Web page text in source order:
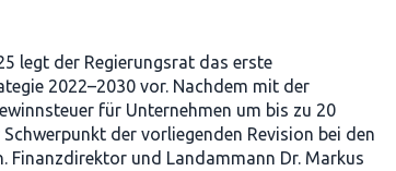
legt der Regierungsrat das erste
2022–2030 vor. Nachdem mit der
für Unternehmen um bis zu 20
der vorliegenden Revision bei den
Finanzdirektor und Landammann Dr. Markus